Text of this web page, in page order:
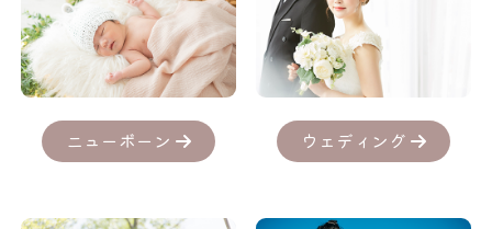
ニューボーン ウェディング